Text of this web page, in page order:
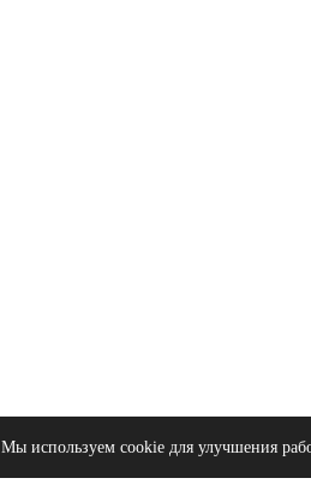
Мы используем cookie для улучшения